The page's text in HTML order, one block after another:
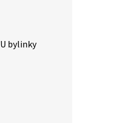
bylinky